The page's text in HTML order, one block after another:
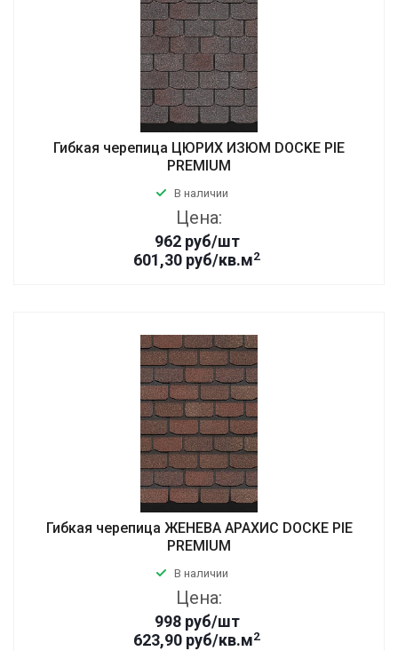
Гибкая черепица ЦЮРИХ ИЗЮМ DOCKE PIE
PREMIUM
В наличии
Цена:
962 руб/шт
601,30 руб/кв.м2
Гибкая черепица ЖЕНЕВА АРАХИС DOCKE PIE
PREMIUM
В наличии
Цена:
998 руб/шт
623,90 руб/кв.м2